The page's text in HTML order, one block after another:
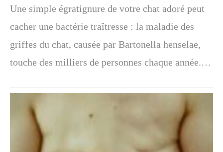
Une simple égratignure de votre chat adoré peut
cacher une bactérie traîtresse : la maladie des
griffes du chat, causée par Bartonella henselae,
touche des milliers de personnes chaque année.…